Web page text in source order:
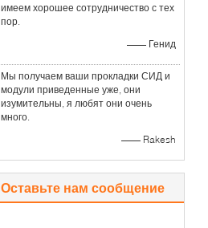
имеем хорошее сотрудничество с тех
пор.
—— Генид
Мы получаем ваши прокладки СИД и
модули приведенные уже, они
изумительны, я любят они очень
много.
—— Rakesh
Оставьте нам сообщение